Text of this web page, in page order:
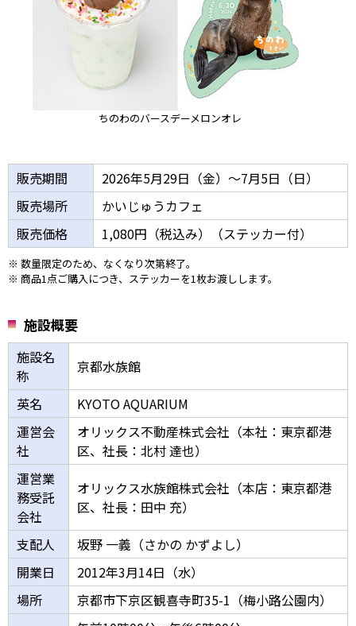
ちのわのバースデーメロンオレ
販売期間
2026年5月29日（金）～7月5日（日）
販売場所
かいじゅうカフェ
販売価格
1,080円（税込み）（ステッカー付）
※ 数量限定のため、なくなり次第終了。
※ 商品1点ご購入につき、ステッカーを1枚お渡しします。
施設概要
施設名
称
京都水族館
英名
KYOTO AQUARIUM
運営会
社
オリックス不動産株式会社（本社：東京都港
区、社長：北村 達也）
運営業
務受託
会社
オリックス水族館株式会社（本店：東京都港
区、社長：田中 充）
支配人
坂野 一義（さかの かずよし）
開業日
2012年3月14日（水）
場所
京都市下京区観喜寺町35-1（梅小路公園内）